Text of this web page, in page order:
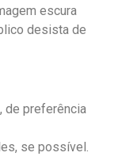
escura
desista de
de preferência
se possível.